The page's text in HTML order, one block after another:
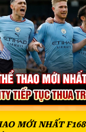
MỚI NHẤT